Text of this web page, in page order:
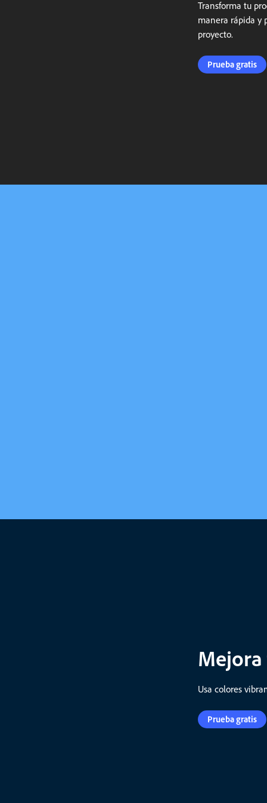
Transforma tu
manera rápida y
proyecto.
Prueba gratis
Usa colores
Prueba gratis